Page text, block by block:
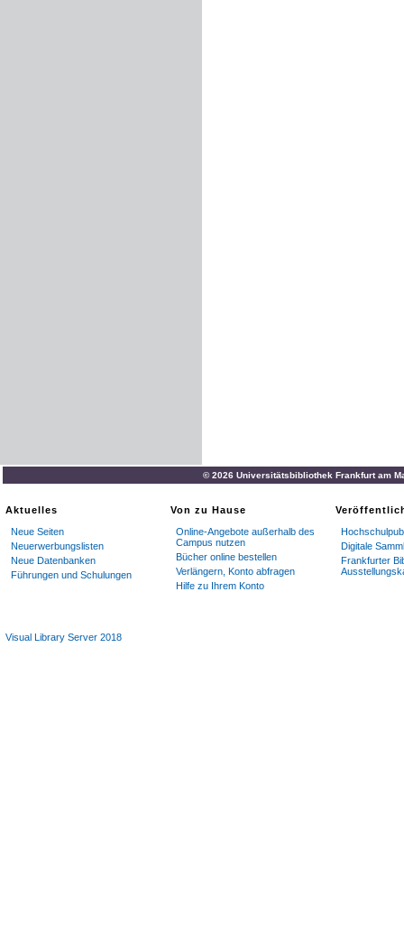
© 2026 Universitätsbibliothek Frankfurt am
Aktuelles
Neue Seiten
Neuerwerbungslisten
Neue Datenbanken
Führungen und Schulungen
Von zu Hause
Online-Angebote außerhalb des
Campus nutzen
Bücher online bestellen
Verlängern, Konto abfragen
Hilfe zu Ihrem Konto
Digitale
Frankfurter
Visual Library Server 2018